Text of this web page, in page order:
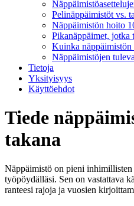
Pelinäppäimistöt vs.
Näppäimistön hoito
Pikanäppäimet, jotka
Kuinka näppäimistön
Näppäimistöjen
Tietoja
Yksityisyys
Käyttöehdot
Tiede
takana
Näppäimistö on pieni
työpöydälläsi. Sen on vastattava
ranteesi rajoja ja vuosien